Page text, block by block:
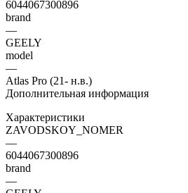
6044067300896
brand
—
GEELY
model
—
Atlas Pro (21- н.в.)
Дополнительная информация
Характеристики
ZAVODSKOY_NOMER
—
6044067300896
brand
—